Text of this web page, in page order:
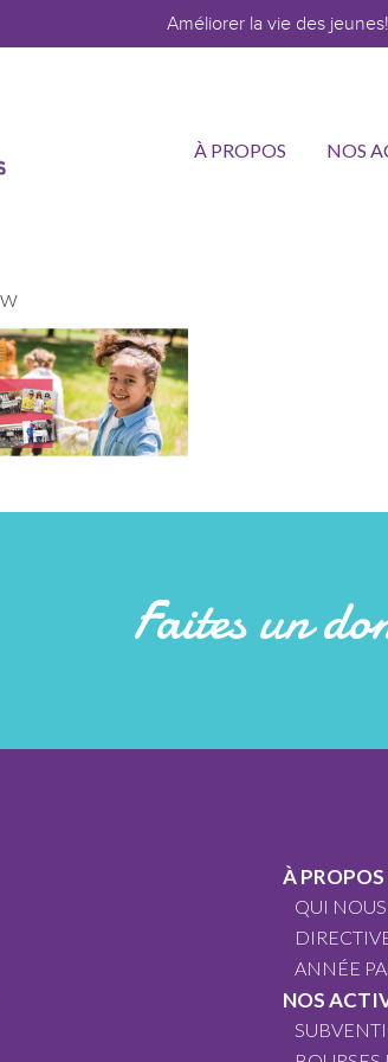
Améliorer la vie des jeunes!
À PROPOS NOS
Faites un
À PROPOS
QUI
ANNÉE
NOS